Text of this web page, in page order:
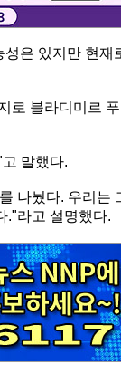
성은 있지만 현재
로 블라디미르 푸
말했다.
나눴다. 우리는
."라고 설명했다.